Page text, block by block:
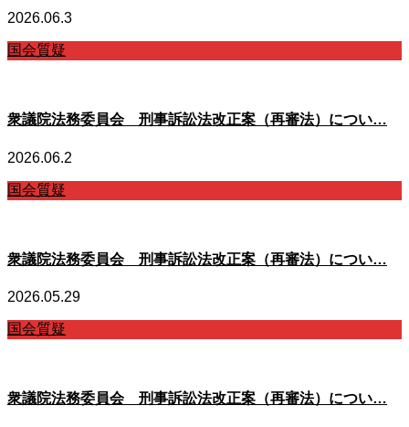
2026.06.3
国会質疑
衆議院法務委員会 刑事訴訟法改正案（再審法）につい…
2026.06.2
国会質疑
衆議院法務委員会 刑事訴訟法改正案（再審法）につい…
2026.05.29
国会質疑
衆議院法務委員会 刑事訴訟法改正案（再審法）につい…